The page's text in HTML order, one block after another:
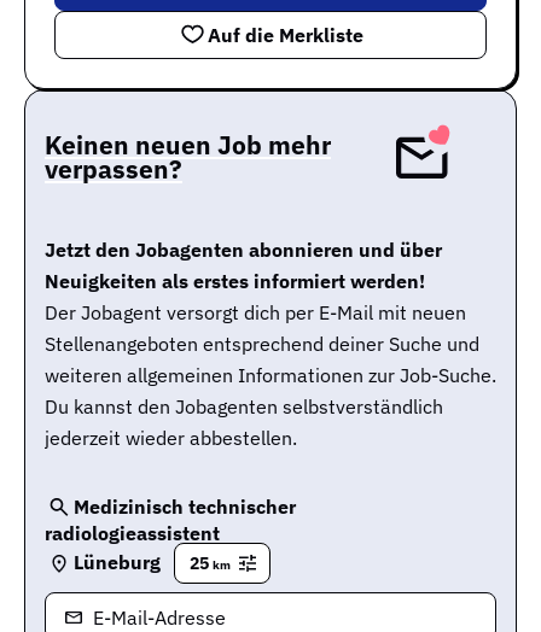
Auf die Merkliste
Keinen neuen Job mehr
verpassen?
Jetzt den Jobagenten abonnieren und über
Neuigkeiten als erstes informiert werden!
Der Jobagent versorgt dich per E-Mail mit neuen
Stellenangeboten entsprechend deiner Suche und
weiteren allgemeinen Informationen zur Job-Suche.
Du kannst den Jobagenten selbstverständlich
jederzeit wieder abbestellen.
Medizinisch technischer
radiologieassistent
Lüneburg
25 km
E-Mail-Adresse